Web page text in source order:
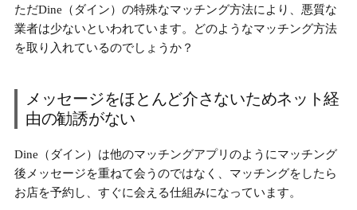
ただDine（ダイン）の特殊なマッチング方法により、悪質な
業者は少ないといわれています。どのようなマッチング方法
を取り入れているのでしょうか？
メッセージをほとんど介さないためネット経
由の勧誘がない
Dine（ダイン）は他のマッチングアプリのようにマッチング
後メッセージを重ねて会うのではなく、 マッチングをしたら
お店を予約し、すぐに会える仕組みになっています。